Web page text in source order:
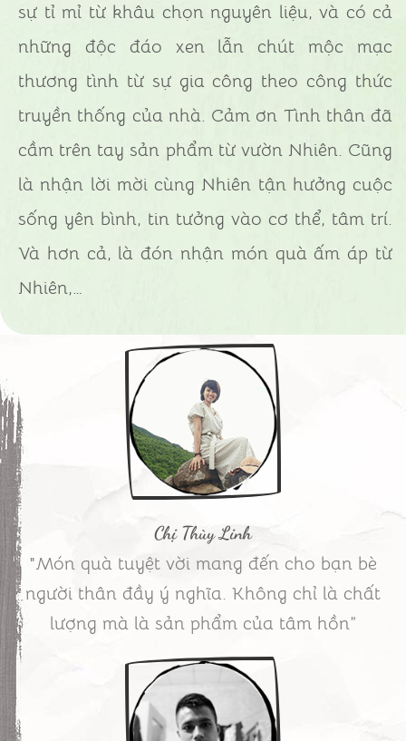
sự tỉ mỉ từ khâu chọn nguyên liệu, và có cả
những độc đáo xen lẫn chút mộc mạc
thương tình từ sự gia công theo công thức
truyền thống của nhà. Cảm ơn Tình thân đã
cầm trên tay sản phẩm từ vườn Nhiên. Cũng
là nhận lời mời cùng Nhiên tận hưởng cuộc
sống yên bình, tin tưởng vào cơ thể, tâm trí.
Và hơn cả, là đón nhận món quà ấm áp từ
Nhiên,…
Chị Thùy Linh
"Món quà tuyệt vời mang đến cho bạn bè
người thân đầy ý nghĩa. Không chỉ là chất
lượng mà là sản phẩm của tâm hồn”